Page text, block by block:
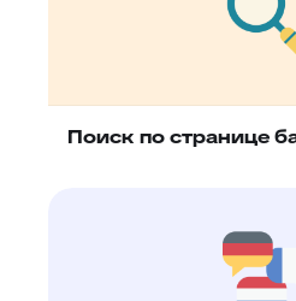
Поиск по странице